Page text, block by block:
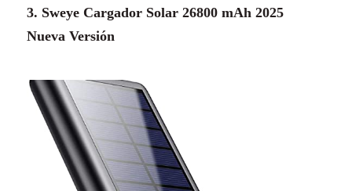
3. Sweye Cargador Solar 26800 mAh 2025
Nueva Versión